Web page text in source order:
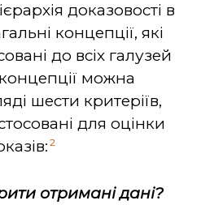
доказовості в
концепції, які
до всіх галузей
можна
шести критеріїв,
для оцінки
2
отримані дані?